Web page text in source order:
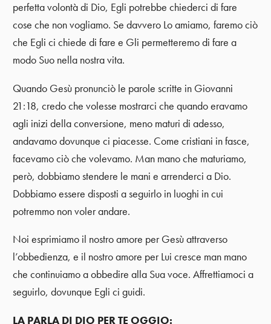
perfetta volontà di Dio, Egli potrebbe chiederci di fare
cose che non vogliamo. Se davvero Lo amiamo, faremo ciò
che Egli ci chiede di fare e Gli permetteremo di fare a
modo Suo nella nostra vita.
Quando Gesù pronunciò le parole scritte in Giovanni
21:18, credo che volesse mostrarci che quando eravamo
agli inizi della conversione, meno maturi di adesso,
andavamo dovunque ci piacesse. Come cristiani in fasce,
facevamo ciò che volevamo. Man mano che maturiamo,
però, dobbiamo stendere le mani e arrenderci a Dio.
Dobbiamo essere disposti a seguirlo in luoghi in cui
potremmo non voler andare.
Noi esprimiamo il nostro amore per Gesù attraverso
l’obbedienza, e il nostro amore per Lui cresce man mano
che continuiamo a obbedire alla Sua voce. Affrettiamoci a
seguirlo, dovunque Egli ci guidi.
LA PARLA DI DIO PER TE OGGIO: